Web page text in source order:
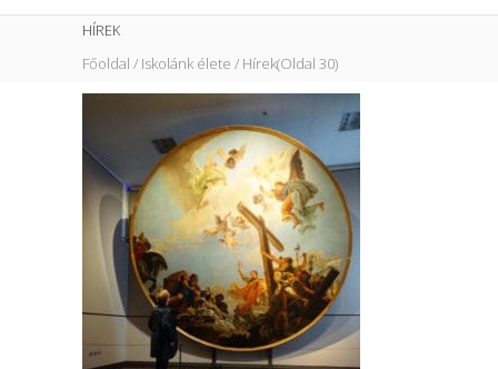
HÍREK
Főoldal Iskolánk élete Hírek(Oldal 30)